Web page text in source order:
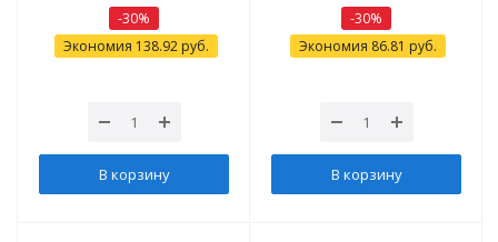
-30%
Экономия 138.92руб.
В корзину
-30%
Экономия 86.81 руб.
В корзину